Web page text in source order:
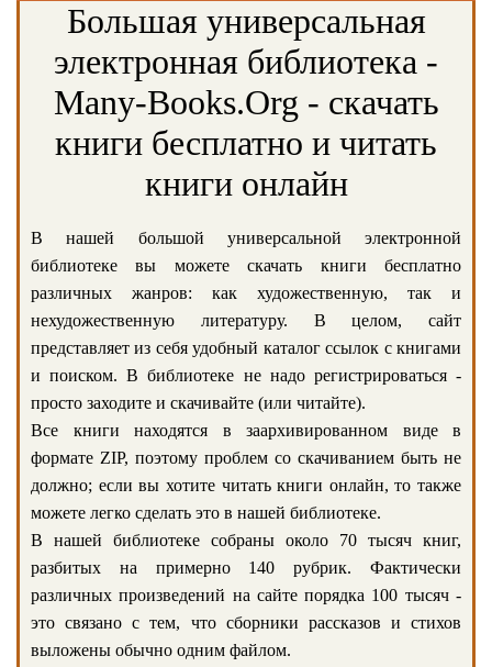
Большая универсальная
электронная библиотека -
Many-Books.Org - скачать
книги бесплатно и читать
книги онлайн
В нашей большой универсальной электронной
библиотеке вы можете скачать книги бесплатно
различных жанров: как художественную, так и
нехудожественную литературу. В целом, сайт
представляет из себя удобный каталог ссылок с книгами
и поиском. В библиотеке не надо регистрироваться -
просто заходите и скачивайте (или читайте).
Все книги находятся в заархивированном виде в
формате ZIP, поэтому проблем со скачиванием быть не
должно; если вы хотите читать книги онлайн, то также
можете легко сделать это в нашей библиотеке.
В нашей библиотеке собраны около 70 тысяч книг,
разбитых на примерно 140 рубрик. Фактически
различных произведений на сайте порядка 100 тысяч -
это связано с тем, что сборники рассказов и стихов
выложены обычно одним файлом.